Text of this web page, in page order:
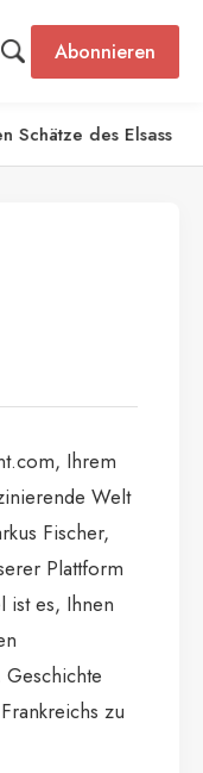
Abonnieren
Schätze des Elsass
Ihrem
Welt
Fischer,
Plattform
ist es, Ihnen
zu